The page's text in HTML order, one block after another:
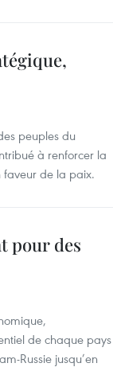
peuples du
à renforcer la
faveur de la paix.
pour des
de chaque pays
Russie jusqu’en